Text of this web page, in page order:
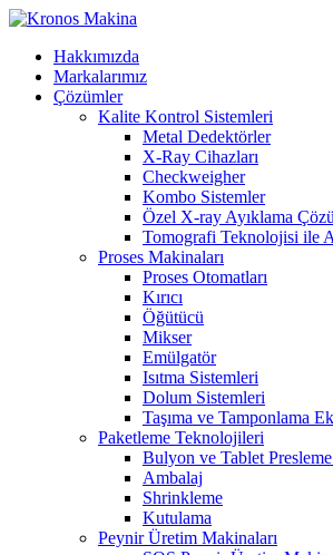
Hakkımızda
Markalarımız
Çözümler
Kalite Kontrol Sistemleri
Metal Dedektörler
X-Ray Cihazları
Checkweigher
Kombo Sistemler
Özel X-ray Ayıklama
Tomografi Teknolojisi ile
Proses Makinaları
Proses Otomatları
Kırıcı
Öğütücü
Mikser
Emülgatör
Isıtma Sistemleri
Dolum Sistemleri
Taşıma ve Tamponlama
Paketleme Teknolojileri
Bulyon ve Tablet
Ambalaj
Shrinkleme
Kutulama
Peynir Üretim Makinaları